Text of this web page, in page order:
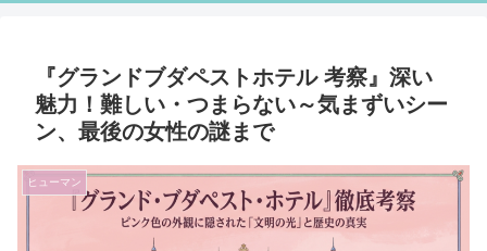
『グランドブダペストホテル 考察』深い
魅力！難しい・つまらない～気まずいシー
ン、最後の女性の謎まで
ヒューマン